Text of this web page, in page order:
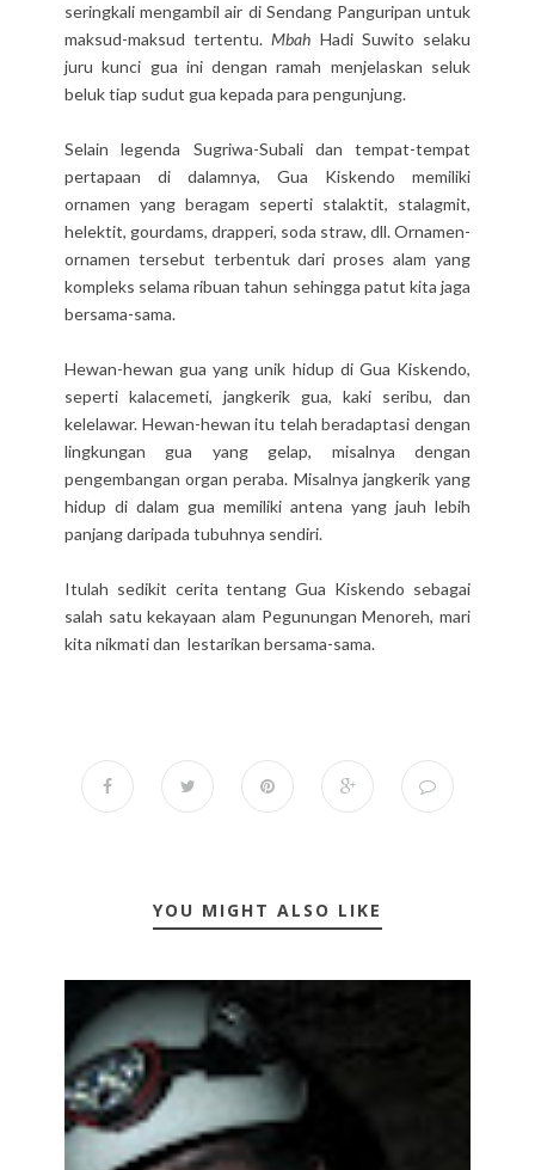
seringkali mengambil air di Sendang Panguripan untuk
maksud-maksud tertentu.Mbah Hadi Suwito selaku
juru kunci gua ini dengan ramah menjelaskan seluk
beluk tiap sudut gua kepada para pengunjung.
Selain legenda Sugriwa-Subali dan tempat-tempat
pertapaan di dalamnya, Gua Kiskendo memiliki
ornamen yang beragam seperti stalaktit, stalagmit,
helektit, gourdams, drapperi, soda straw, dll. Ornamen-
ornamen tersebut terbentuk dari proses alam yang
kompleks selama ribuan tahun sehingga patut kita jaga
bersama-sama.
Hewan-hewan gua yang unik hidup di Gua Kiskendo,
seperti kalacemeti, jangkerik gua, kaki seribu, dan
kelelawar. Hewan-hewan itu telah beradaptasi dengan
lingkungan gua yang gelap, misalnya dengan
pengembangan organ peraba. Misalnya jangkerik yang
hidup di dalam gua memiliki antena yang jauh lebih
panjang daripada tubuhnya sendiri.
Itulah sedikit cerita tentang Gua Kiskendo sebagai
salah satu kekayaan alam Pegunungan Menoreh, mari
kita nikmati dan lestarikan bersama-sama.
YOU MIGHT ALSO LIKE